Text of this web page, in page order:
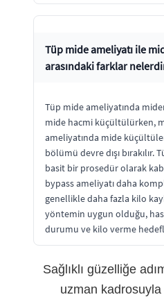
Tüp mide ameliyatı ile
arasındaki farklar
Tüp mide ameliyatında
mide hacmi küçültülürken,
ameliyatında mide
bölümü devre dışı bırakılır.
basit bir prosedür olarak
bypass ameliyatı daha
genellikle daha fazla kilo
yöntemin uygun olduğu,
durumu ve kilo verme
Sağlıklı güzelliğe
uzman